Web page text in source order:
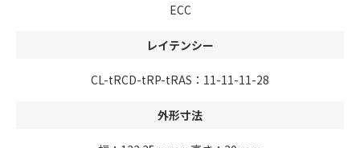
ECC
レイテンシー
CL-tRCD-tRP-tRAS：11-11-11-28
外形寸法